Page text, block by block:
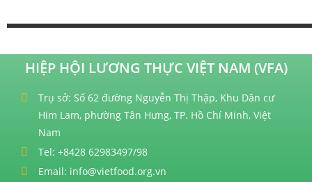
HIỆP HỘI LƯƠNG THỰC VIỆT NAM (VFA)
Trụ sở: Số 62 đường Nguyễn Thị Thập, Khu Dân cư
Him Lam, phường Tân Hưng, TP. Hồ Chí Minh, Việt
Nam
Tel: +8428 62983497/98
Email: info@vietfood.org.vn